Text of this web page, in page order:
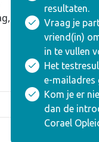
resultaten.
Vraag je
vriend(in)
in te vullen
Het
e-mailadres
Kom je er
dan de
Corael